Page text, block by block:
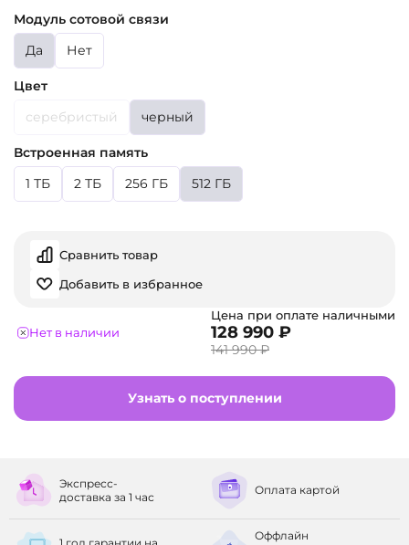
Модуль сотовой связи
Да
Нет
Цвет
серебристый
черный
Встроенная память
1 ТБ
2 ТБ 256 ГБ 512 ГБ
Сравнить товар
Добавить в избранное
Нет в наличии
Цена при оплате наличными
128 990 ₽
141 990 ₽
Узнать о поступлении
Экспресс-
доставка за 1 час Оплата картой
1 год гарантии на
Оффлайн